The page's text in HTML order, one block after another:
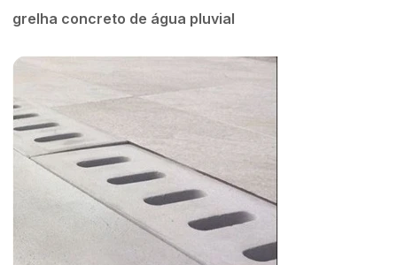
grelha concreto de água pluvial